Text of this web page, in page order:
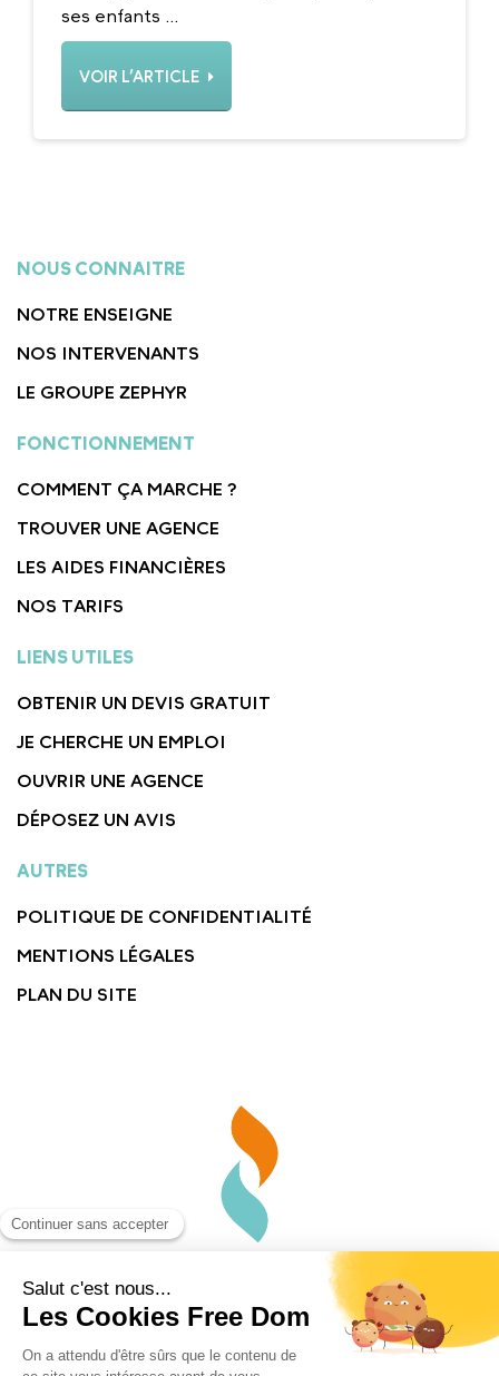
ses enfants ...
VOIR L’ARTICLE
NOUS CONNAITRE
NOTRE ENSEIGNE
NOS INTERVENANTS
LE GROUPE ZEPHYR
FONCTIONNEMENT
COMMENT ÇA MARCHE ?
TROUVER UNE AGENCE
LES AIDES FINANCIÈRES
NOS TARIFS
LIENS UTILES
OBTENIR UN DEVIS GRATUIT
JE CHERCHE UN EMPLOI
OUVRIR UNE AGENCE
DÉPOSEZ UN AVIS
AUTRES
POLITIQUE DE CONFIDENTIALITÉ
MENTIONS LÉGALES
PLAN DU SITE